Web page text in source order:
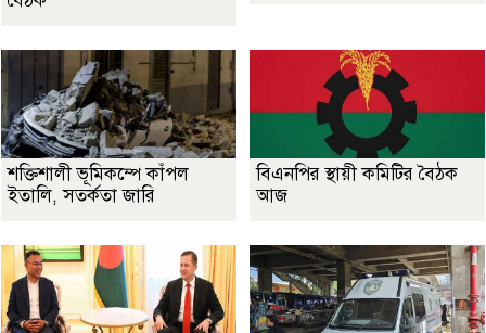
শক্তিশালী ভূমিকম্পে কাঁপল
ইতালি, সতর্কতা জারি
বিএনপির স্থায়ী কমিটির বৈঠক
আজ